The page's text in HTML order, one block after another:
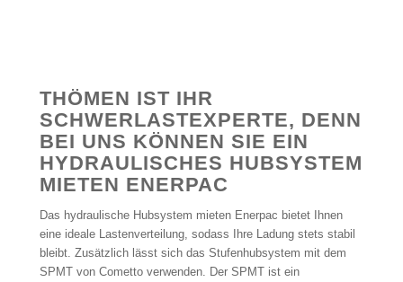
THÖMEN IST IHR
SCHWERLASTEXPERTE, DENN
BEI UNS KÖNNEN SIE EIN
HYDRAULISCHES HUBSYSTEM
MIETEN ENERPAC
Das hydraulische Hubsystem mieten Enerpac bietet Ihnen
eine ideale Lastenverteilung, sodass Ihre Ladung stets stabil
bleibt. Zusätzlich lässt sich das Stufenhubsystem mit dem
SPMT von Cometto verwenden. Der SPMT ist ein